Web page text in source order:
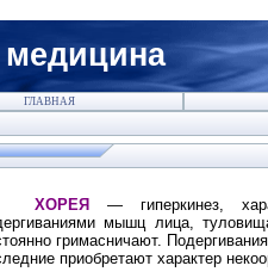
медицина
ГЛАВНАЯ
ХОРЕЯ
— гиперкинез,
мышц лица,
гримасничают.
приобретают характер